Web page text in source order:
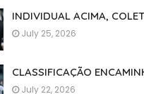
INDIVIDUAL ACIMA,
July 25, 2026
CLASSIFICAÇÃO
July 22, 2026